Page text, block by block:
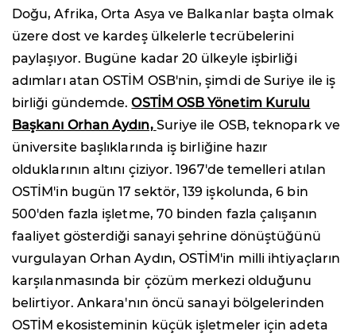
Doğu, Afrika, Orta Asya ve Balkanlar başta olmak
üzere dost ve kardeş ülkelerle tecrübelerini
paylaşıyor. Bugüne kadar 20 ülkeyle işbirliği
adımları atan OSTİM OSB'nin, şimdi de Suriye ile iş
birliği gündemde.OSTİM OSB Yönetim Kurulu
Başkanı Orhan Aydın, Suriye ile OSB, teknopark ve
üniversite başlıklarında iş birliğine hazır
olduklarının altını çiziyor. 1967'de temelleri atılan
OSTİM'in bugün 17 sektör, 139 işkolunda, 6 bin
500'den fazla işletme, 70 binden fazla çalışanın
faaliyet gösterdiği sanayi şehrine dönüştüğünü
vurgulayan Orhan Aydın, OSTİM'in milli ihtiyaçların
karşılanmasında bir çözüm merkezi olduğunu
belirtiyor. Ankara'nın öncü sanayi bölgelerinden
OSTİM ekosisteminin küçük işletmeler için adeta